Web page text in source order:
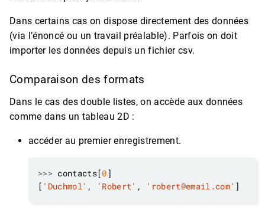
Dans certains cas on dispose directement des données
(via l’énoncé ou un travail préalable). Parfois on doit
importer les données depuis un fichier csv.
Comparaison des formats
Dans le cas des double listes, on accède aux données
comme dans un tableau 2D :
accéder au premier enregistrement.
>>> contacts[0
[ 'Duchmol' , 'Robert' , 'robert@email.com'